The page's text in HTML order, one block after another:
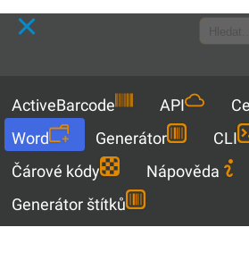
ActiveBarcode API
Word
Generátor CLI
Čárové kódy
Nápověda
Generátor štítků